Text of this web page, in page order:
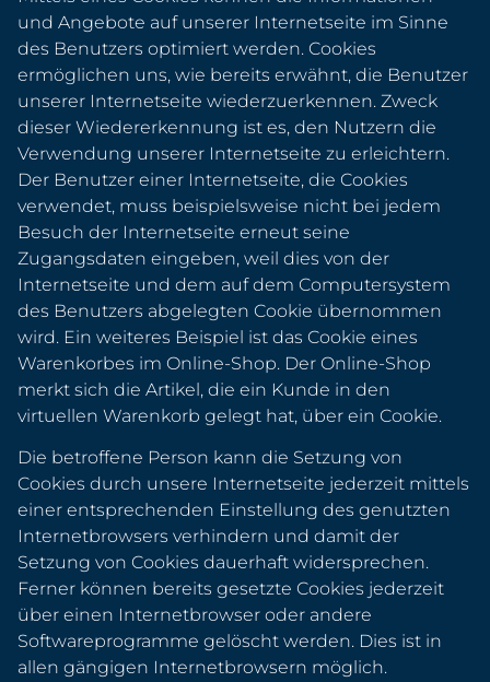
und Angebote auf unserer Internetseite im Sinne
des Benutzers optimiert werden. Cookies
ermöglichen uns, wie bereits erwähnt, die Benutzer
unserer Internetseite wiederzuerkennen. Zweck
dieser Wiedererkennung ist es, den Nutzern die
Verwendung unserer Internetseite zu erleichtern.
Der Benutzer einer Internetseite, die Cookies
verwendet, muss beispielsweise nicht bei jedem
Besuch der Internetseite erneut seine
Zugangsdaten eingeben, weil dies von der
Internetseite und dem auf dem Computersystem
des Benutzers abgelegten Cookie übernommen
wird. Ein weiteres Beispiel ist das Cookie eines
Warenkorbes im Online-Shop. Der Online-Shop
merkt sich die Artikel, die ein Kunde in den
virtuellen Warenkorb gelegt hat, über ein Cookie.
Die betroffene Person kann die Setzung von
Cookies durch unsere Internetseite jederzeit mittels
einer entsprechenden Einstellung des genutzten
Internetbrowsers verhindern und damit der
Setzung von Cookies dauerhaft widersprechen.
Ferner können bereits gesetzte Cookies jederzeit
über einen Internetbrowser oder andere
Softwareprogramme gelöscht werden. Dies ist in
allen gängigen Internetbrowsern möglich.